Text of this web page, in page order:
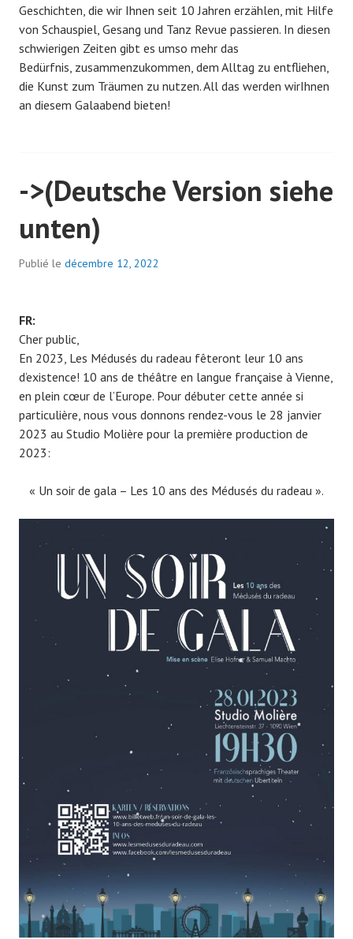
Geschichten, die wir Ihnen seit 10 Jahren erzählen, mit Hilfe
von Schauspiel, Gesang und Tanz Revue passieren. In diesen
schwierigen Zeiten gibt es umso mehr das
Bedürfnis, zusammenzukommen, dem Alltag zu entfliehen,
die Kunst zum Träumen zu nutzen. All das werden wirIhnen
an diesem Galaabend bieten!
->(Deutsche Version siehe
unten)
Publié le décembre 12, 2022
FR:
Cher public,
En 2023, Les Médusés du radeau fêteront leur 10 ans
d’existence! 10 ans de théâtre en langue française à Vienne,
en plein cœur de l’Europe. Pour débuter cette année si
particulière, nous vous donnons rendez-vous le 28 janvier
2023 au Studio Molière pour la première production de
2023:
« Un soir de gala – Les 10 ans des Médusés du radeau ».